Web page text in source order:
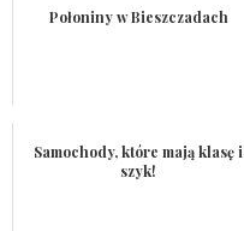
Połoniny w Bieszczadach
Samochody, które mają klasę i
szyk!